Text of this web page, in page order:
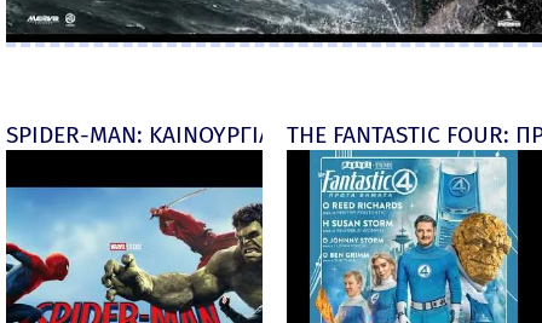
SPIDER-MAN: ΚΑΙΝΟΥΡΓΙΑ ΜΕΡΑ (Spider-Man:
THE FANTASTIC